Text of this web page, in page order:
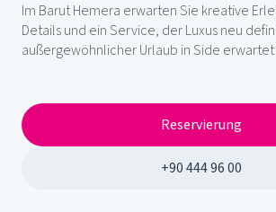
Im Barut Hemera erwarten Sie kreative
Details und ein Service, der Luxus neu
außergewöhnlicher Urlaub in Side erwartet
Reservierung
+90 444 96 00